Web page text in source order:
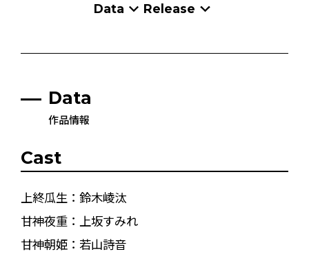
Data Release
Data
作品情報
Cast
上終瓜生：鈴木崚汰
甘神夜重：上坂すみれ
甘神朝姫：若山詩音